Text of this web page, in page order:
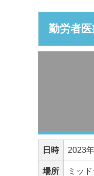
勤労者
日時 2023
場所 ミッ